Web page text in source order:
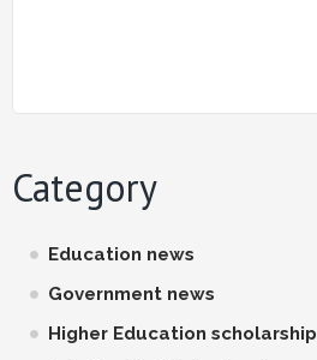
Category
Education news
Government news
Higher Education scholarship